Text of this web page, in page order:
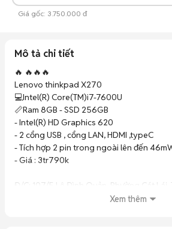
Giá gốc: 3.750.000 đ
Mô tả chi tiết
🔥 🔥🔥🔥
Lenovo thinkpad X270
💻Intel(R) Core(TM)i7-7600U
📏Ram 8GB - SSD 256GB
- Intel(R) HD Graphics 620
- 2 cổng USB , cổng LAN, HDMI ,typeC
- Tích hợp 2 pin trong ngoài lên đến
- Giá : 3tr790k
Đ/C: 107/5 Lê Đình Quản, Phường Cát Lái,
Xem thêm